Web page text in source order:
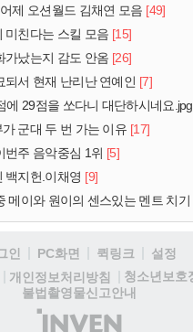
제 오션월드 김채연 모음 [49]
미친다는 스킬 모음 [15]
가났는지 감도 안옴 [26]
되서 현재 난리난 연예인 [7]
에 29점을 쏘다니 대단하시네요.jpg
군대 두 번 가는 이유 [17]
번주 음악중심 1위 [5]
백지헌.이채영 [9]
메이와 원이의 센스있는 멘트 치기
인 PC화면 퀵링크
설정
개인정보처리방침
청소년보호
불법촬영물신고안내
(주)